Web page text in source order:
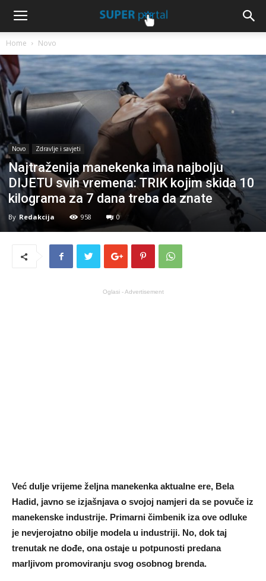
Home Novo
Novo Zdravlje i savjeti
Najtraženija manekenka ima najbolju
DIJETU svih vremena: TRIK kojim skida 10
kilograma za 7 dana treba da znate
By Redakcija 958 0
Oglasi - Advertisement
Već dulje vrijeme željna manekenka aktualne ere, Bela
Hadid, javno se izjašnjava o svojoj namjeri da se povuče iz
manekenske industrije. Primarni čimbenik iza ove odluke
je nevjerojatno obilje modela u industriji. No, dok taj
trenutak ne dođe, ona ostaje u potpunosti predana
marljivom promoviranju svog osobnog brenda.